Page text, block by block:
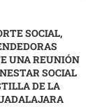
SOCIAL,
UNA REUNIÓN
SOCIAL
DE LA